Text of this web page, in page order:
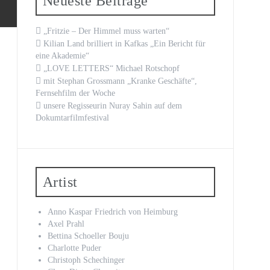
„Fritzie – Der Himmel muss warten“
Kilian Land brilliert in Kafkas „Ein Bericht für
eine Akademie“
„LOVE LETTERS“ Michael Rotschopf
mit Stephan Grossmann „Kranke Geschäfte“,
Fernsehfilm der Woche
unsere Regisseurin Nuray Sahin auf dem
Dokumtarfilmfestival
Artist
Anno Kaspar Friedrich von Heimburg
Axel Prahl
Bettina Schoeller Bouju
Charlotte Puder
Christoph Schechinger